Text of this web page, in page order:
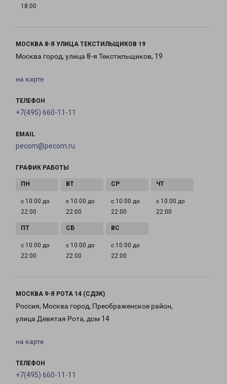
18:00
МОСКВА 8-Я УЛИЦА ТЕКСТИЛЬЩИКОВ 19
Москва город, улица 8-я Текстильщиков, 19
на карте
ТЕЛЕФОН
+7(495) 660-11-11
EMAIL
pecom@pecom.ru
ГРАФИК РАБОТЫ
с 10:00 до
22:00
с 10:00 до
22:00
с 10:00 до
22:00
с 10:00 до
22:00
с 10:00 до
22:00
с 10:00 до
22:00
с 10:00 до
22:00
МОСКВА 9-Я РОТА 14 (СДЭК)
Россия, Москва город, Преображенское район,
улица Девятая Рота, дом 14
на карте
ТЕЛЕФОН
+7(495) 660-11-11